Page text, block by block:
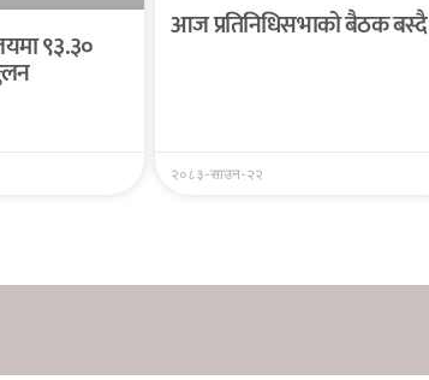
९३.३०
आज प्रतिनिधिसभाको बैठक बस्दै
२०८३-साउन-२२